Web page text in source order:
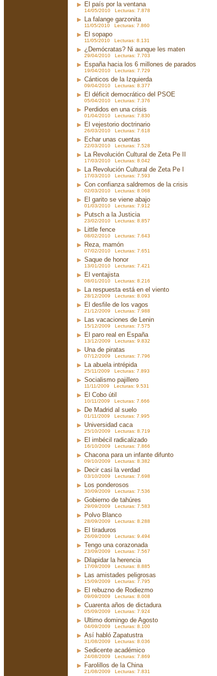
El país por la ventana
14/05/2010 Lecturas: 7.878
La falange garzonita
11/05/2010 Lecturas: 7.860
El sopapo
11/05/2010 Lecturas: 8.131
¿Demócratas? Ni aunque les maten
29/04/2010 Lecturas: 7.703
España hacia los 6 millones de parados
19/04/2010 Lecturas: 7.729
Cánticos de la Izquierda
09/04/2010 Lecturas: 8.377
El déficit democrático del PSOE
05/04/2010 Lecturas: 7.376
Perdidos en una crisis
01/04/2010 Lecturas: 7.830
El vejestorio doctrinario
26/03/2010 Lecturas: 7.618
Echar unas cuentas
22/03/2010 Lecturas: 7.528
La Revolución Cultural de Zeta Pe II
17/03/2010 Lecturas: 8.042
La Revolución Cultural de Zeta Pe I
17/03/2010 Lecturas: 7.593
Con confianza saldremos de la crisis
02/03/2010 Lecturas: 8.068
El garito se viene abajo
01/03/2010 Lecturas: 7.912
Putsch a la Justicia
23/02/2010 Lecturas: 8.857
Little fence
08/02/2010 Lecturas: 7.643
Reza, mamón
07/02/2010 Lecturas: 7.651
Saque de honor
13/01/2010 Lecturas: 7.421
El ventajista
08/01/2010 Lecturas: 8.216
La respuesta está en el viento
28/12/2009 Lecturas: 8.093
El desfile de los vagos
21/12/2009 Lecturas: 7.988
Las vacaciones de Lenin
15/12/2009 Lecturas: 7.575
El paro real en España
13/12/2009 Lecturas: 9.832
Una de piratas
07/12/2009 Lecturas: 7.796
La abuela intrépida
25/11/2009 Lecturas: 7.893
Socialismo pajillero
11/11/2009 Lecturas: 9.531
El Cobo útil
10/11/2009 Lecturas: 7.666
De Madrid al suelo
01/11/2009 Lecturas: 7.995
Universidad caca
25/10/2009 Lecturas: 8.719
El imbécil radicalizado
16/10/2009 Lecturas: 7.866
Chacona para un infante difunto
09/10/2009 Lecturas: 8.382
Decir casi la verdad
03/10/2009 Lecturas: 7.698
Los ponderosos
30/09/2009 Lecturas: 7.536
Gobierno de tahúres
29/09/2009 Lecturas: 7.583
Polvo Blanco
28/09/2009 Lecturas: 8.288
El tiraduros
26/09/2009 Lecturas: 9.494
Tengo una corazonada
23/09/2009 Lecturas: 7.567
Dilapidar la herencia
17/09/2009 Lecturas: 8.885
Las amistades peligrosas
15/09/2009 Lecturas: 7.795
El rebuzno de Rodiezmo
09/09/2009 Lecturas: 8.008
Cuarenta años de dictadura
05/09/2009 Lecturas: 7.924
Ultimo domingo de Agosto
04/09/2009 Lecturas: 8.100
Así habló Zapatustra
31/08/2009 Lecturas: 8.036
Sedicente académico
24/08/2009 Lecturas: 7.869
Farolillos de la China
21/08/2009 Lecturas: 7.831